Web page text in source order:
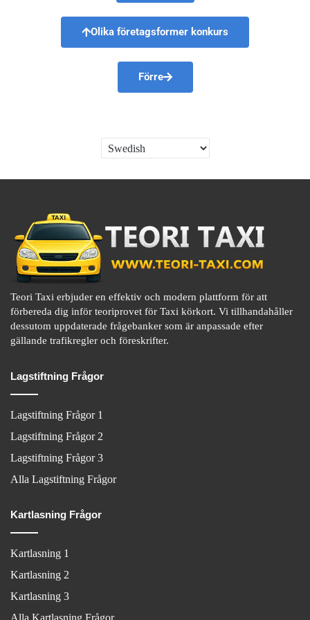
Olika företagsformer konkurs
Förre
Teori Taxi erbjuder en effektiv och modern plattform för att
förbereda dig inför teoriprovet för Taxi körkort. Vi tillhandahåller
dessutom uppdaterade frågebanker som är anpassade efter
gällande trafikregler och föreskrifter.
Lagstiftning Frågor
Lagstiftning Frågor 1
Lagstiftning Frågor 2
Lagstiftning Frågor 3
Alla Lagstiftning Frågor
Kartlasning Frågor
Kartlasning 1
Kartlasning 2
Kartlasning 3
Alla Kartlasning Frågor